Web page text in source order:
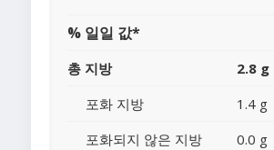
% 일일 값*
총 지방 2.8 g
포화 지방
1.4 g
포화되지 않은 지방
0.0 g